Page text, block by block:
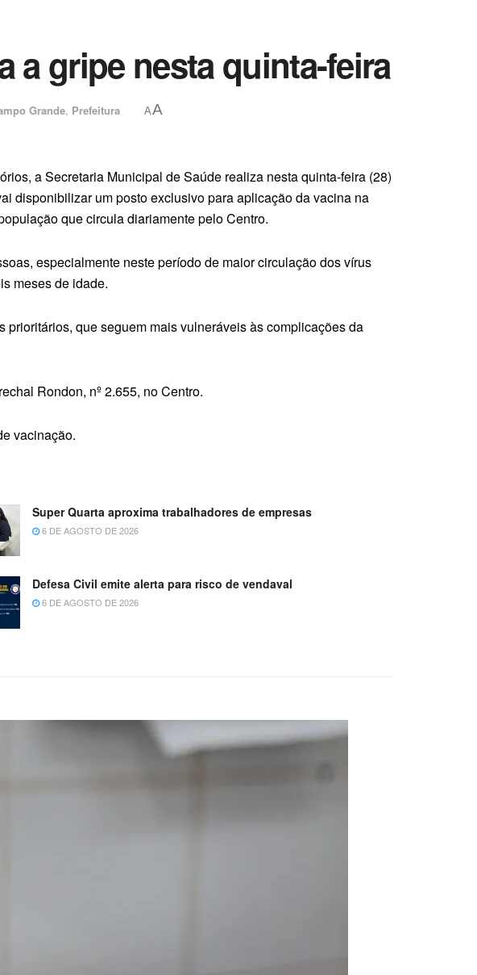
a gripe nesta quinta-feira
Grande, Prefeitura AA
a Secretaria Municipal de Saúde realiza nesta quinta-feira (28)
disponibilizar um posto exclusivo para aplicação da vacina na
que circula diariamente pelo Centro.
especialmente neste período de maior circulação dos vírus
meses de idade.
que seguem mais vulneráveis às complicações da
Rondon, nº 2.655, no Centro.
vacinação.
Super Quarta aproxima trabalhadores de empresas
6 DE AGOSTO DE 2026
Defesa Civil emite alerta para risco de vendaval
6 DE AGOSTO DE 2026